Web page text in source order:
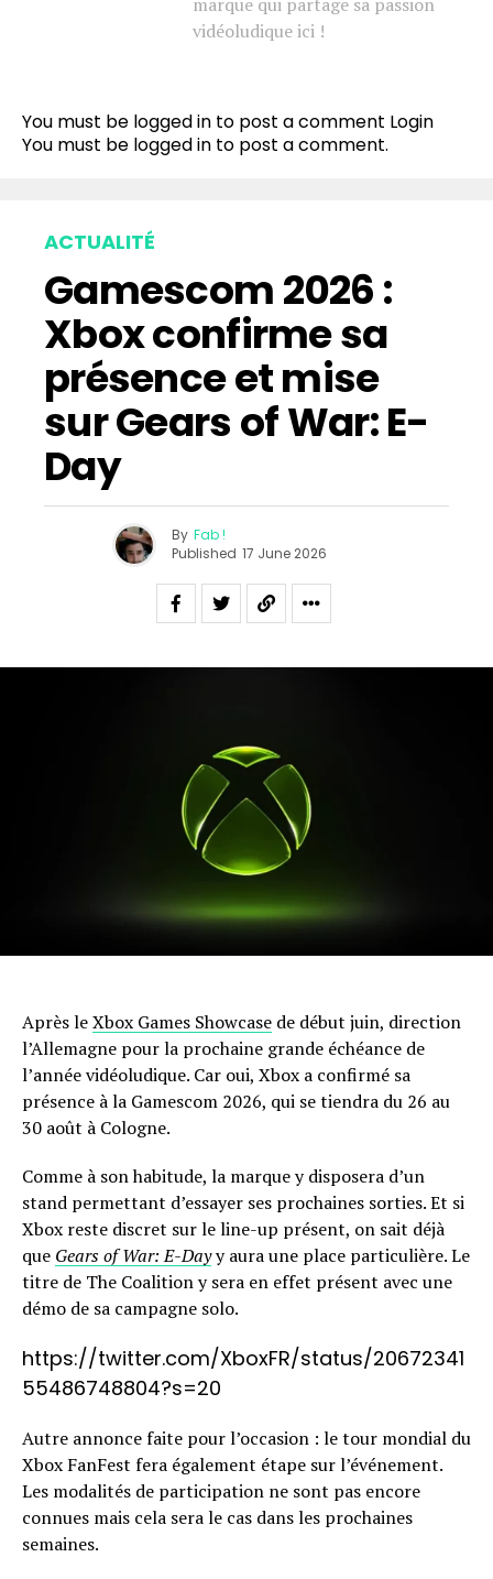
vidéoludique ici !
You must be logged in to post a comment Login
You must be logged in to post a comment.
ACTUALITÉ
Gamescom 2026 :
Xbox confirme sa
présence et mise
sur Gears of War: E-
Day
By Fab !
Published 17 June 2026
Après leXbox Games Showcase de début juin, direction
l’Allemagne pour la prochaine grande échéance de
l’année vidéoludique. Car oui, Xbox a confirmé sa
présence à la Gamescom 2026, qui se tiendra du 26 au
30 août à Cologne.
Comme à son habitude, la marque y disposera d’un
stand permettant d’essayer ses prochaines sorties. Et si
Xbox reste discret sur le line-up présent, on sait déjà
que Gears of War: E-Dayy aura une place particulière. Le
titre de The Coalition y sera en effet présent avec une
démo de sa campagne solo.
https://twitter.com/XboxFR/status/20672341
55486748804?s=20
Autre annonce faite pour l’occasion : le tour mondial du
Xbox FanFest fera également étape sur l’événement.
Les modalités de participation ne sont pas encore
connues mais cela sera le cas dans les prochaines
semaines.